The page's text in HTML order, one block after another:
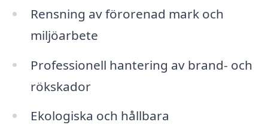
Rensning av förorenad mark och
miljöarbete
Professionell hantering av brand- och
rökskador
Ekologiska och hållbara